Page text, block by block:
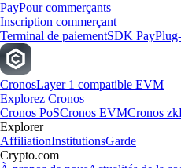
PayPour commerçants
Inscription commerçant
Terminal de paiementSDK Pay
CronosLayer 1 compatible EVM
Explorez Cronos
Cronos PoSCronos EVMCronos
Explorer
AffiliationInstitutionsGarde
Crypto.com